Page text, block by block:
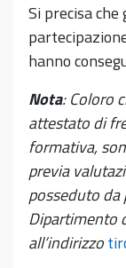
Si precisa
hanno
Nota: Coloro
attestato di
formativa,
previa
posseduto
Dipartimento
all’indirizzo